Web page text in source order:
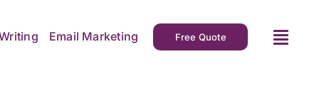
Email Marketing Free Quote